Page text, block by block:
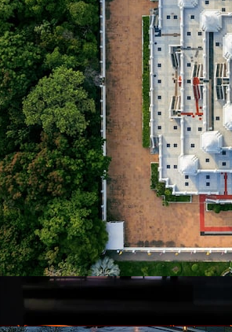
क्रिएटिव, एंटरप्राइजेज, एजेंसियों और स्टूडियो में 1
मिलियन से ज़्यादा सब्सक्राइबर।
हिन्दी
Copyright © 2010-2026Freepik Company